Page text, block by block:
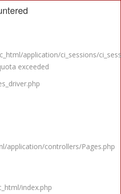
application/ci_sessions/
exceeded
application/controllers/Pages.php
index.php